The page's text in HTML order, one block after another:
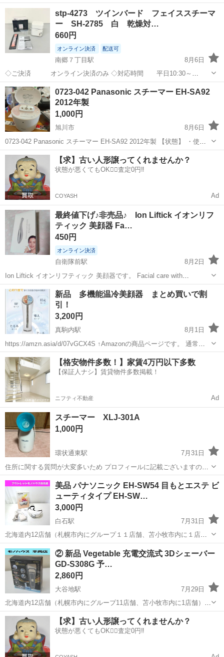
適作業★20代～50代までの男女活躍中！作業着無償貸与★マイカー通
勤OK＆無料駐車場完備！《北海道札幌市》 人気の工場のお仕事 ◇卵
製品の製造業務◇ 作業内...
北海道 札幌市 その他
stp-4273 ツインバード フェイススチーマ
ー SH-2785 白 乾燥対…
660円
オンライン決済 配送可
南郷７丁目駅
8月6日
◇ご決済 オンライン決済のみ ◇対応時間 平日10:30～
17:30（土日祝休み） （その他季節休業あり） ◇引取
対応日 15時までの注文で最短2営業日以降 （一部商
品は予約制）...
北海道 札幌市
0723-042 Panasonic スチーマー EH-SA92
2012年製
1,000円
旭川市
8月6日
0723-042 Panasonic スチーマー EH-SA92 2012年製 【状態】 ・使用
に伴う多少のスレ、キズ、落としきれない汚れなどございます ・詳細
は現地でご確認ください ・お値引きは出来かねます...
北海道 旭川市 美容家電 スチーマー
【求】古い人形譲ってくれませんか？
状態が悪くてもOK🙆‍♀️査定0円‼️
COYASH Ad
最終値下げ♪非売品♪ Ion Liftick イオンリフ
ティック 美顔器 Fa…
450円
オンライン決済
自衛隊前駅
8月2日
Ion Liftick イオンリフティック 美顔器です。 Facial care with
iontophoresisと記載されており、イオン導入によるフェイシャルケア
が可能です。 箱に入った状態です。 【商品名】Ion ...
北海道 札幌市 自衛隊前駅 美容家電 美顔器
新品 多機能温冷美顔器 まとめ買いで割
引！
3,200円
真駒内駅
8月1日
https://amzn.asia/d/07vGCX4S ↑Amazonの商品ページです。 通常価
格約12000円でした。 新品未使用品です。 受け渡し場所は南区川沿4
条3丁目です。 お気軽にメッセージください。よろ...
北海道 札幌市 真駒内駅 美容家電 美顔器
【格安物件多数！】家賃4万円以下多数
【保証人ナシ】賃貸物件多数掲載！
ニフティ不動産 Ad
スチーマー XLJ-301A
1,000円
環状通東駅
7月31日
住所に関する質問が大変多いため プロフィールに記載ございますので
先にご確認くださいませ 動作確認済み 多少の使用感はございますが大
きなダメージもなくまだまだ使えます。 札幌市内+1000円でお届けも
致します 当方で...
北海道 札幌市 環状通東駅 美容家電 スチーマー
美品 パナソニック EH-SW54 目もとエステ ビ
ューティタイプ EH-SW…
3,000円
白石駅
7月31日
北海道内12店舗（札幌市内にグループ１１店舗、苫小牧市内に１店
舗） 総合リサイクルショップ ★ユーズドグッズマーケット★ アウト
レットモノハウス白石店です。 PayPay(ペイペイ)支払い対応！ パナ
ソニ...
北海道 札幌市 白石駅 店舗
② 新品 Vegetable 充電交流式 3Dシェーバー
GD-S308G 予…
2,860円
大谷地駅
7月29日
北海道内12店舗（札幌市内にグループ11店舗、苫小牧市内に1店舗）
Used Goods Market ★ユーズドグッズマーケット★ 総合リサイクルシ
ョップ アウトレットモノハウス平岡店です。 -------...
北海道 札幌市 大谷地駅 美容家電
【求】古い人形譲ってくれませんか？
状態が悪くてもOK🙆‍♀️査定0円‼️